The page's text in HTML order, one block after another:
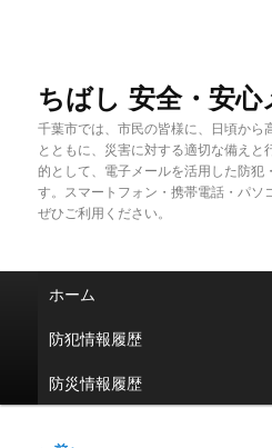
ちばし 安全・安心
千葉市では、市民の皆様に、日頃から
とともに、災害に対する適切な備えと
的として、電子メールを活用した防犯
す。スマートフォン・携帯電話・パソ
ぜひご利用ください。
ュ
ホーム
防犯情報履歴
防災情報履歴